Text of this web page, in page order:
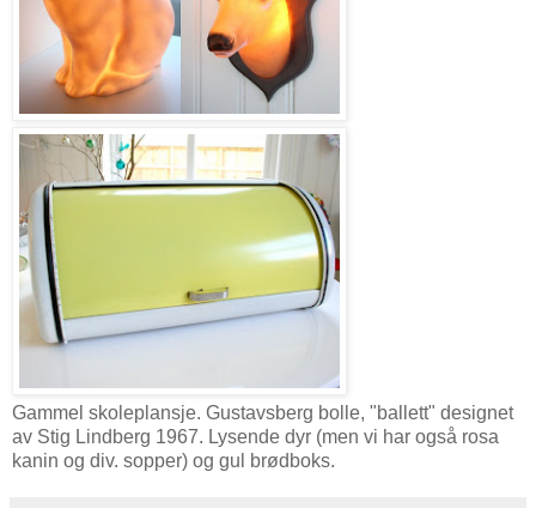
Gammel skoleplansje. Gustavsberg bolle, "ballett" designet
av Stig Lindberg 1967. Lysende dyr (men vi har også rosa
kanin og div. sopper) og gul brødboks.